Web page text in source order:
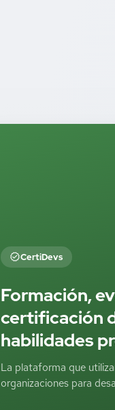
CertiDevs
Formación,
certificación
habilidades
La plataforma que
organizaciones para